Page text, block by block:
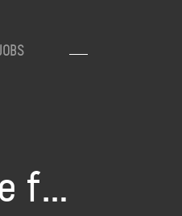
f…